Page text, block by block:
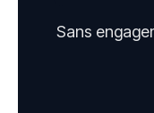
Sans